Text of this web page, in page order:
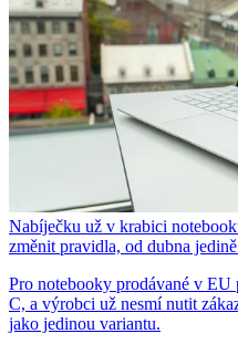
Nabíječku už v krabici
změnit pravidla, od dubna
Pro notebooky prodávané v
C, a výrobci už nesmí nutit
jako jedinou variantu.